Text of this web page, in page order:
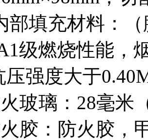
填充材料：（
级燃烧性能，
压强度大于
玻璃：28毫米
胶：防火胶，